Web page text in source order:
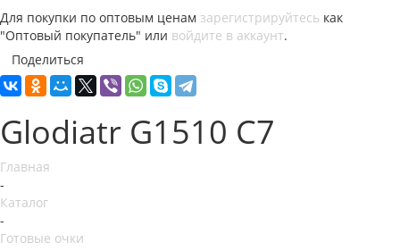
Для покупки по оптовым ценам зарегистрируйтесь как
"Оптовый покупатель" или войдите в аккаунт.
Поделиться
Glodiatr G1510 C7
Главная
-
Каталог
-
Готовые очки